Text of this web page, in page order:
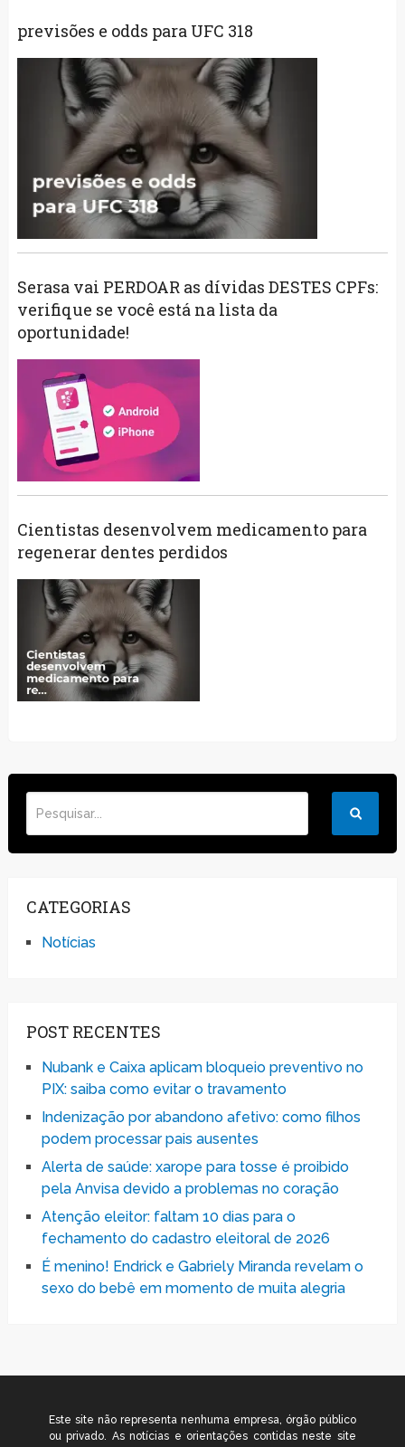
previsões e odds para UFC 318
Serasa vai PERDOAR as dívidas DESTES CPFs:
verifique se você está na lista da
oportunidade!
Cientistas desenvolvem medicamento para
regenerar dentes perdidos
CATEGORIAS
Notícias
POST RECENTES
Nubank e Caixa aplicam bloqueio preventivo no
PIX: saiba como evitar o travamento
Indenização por abandono afetivo: como filhos
podem processar pais ausentes
Alerta de saúde: xarope para tosse é proibido
pela Anvisa devido a problemas no coração
Atenção eleitor: faltam 10 dias para o
fechamento do cadastro eleitoral de 2026
É menino! Endrick e Gabriely Miranda revelam o
sexo do bebê em momento de muita alegria
Este site não representa nenhuma empresa, órgão público
ou privado. As notícias e orientações contidas neste site